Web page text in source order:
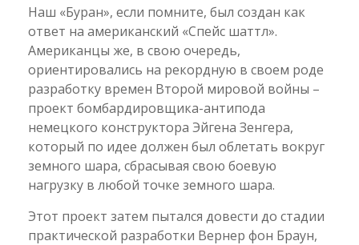
Наш «Буран», если помните, был создан как
ответ на американский «Спейс шаттл».
Американцы же, в свою очередь,
ориентировались на рекордную в своем роде
разработку времен Второй мировой войны –
проект бомбардировщика-антипода
немецкого конструктора Эйгена Зенгера,
который по идее должен был облетать вокруг
земного шара, сбрасывая свою боевую
нагрузку в любой точке земного шара.
Этот проект затем пытался довести до стадии
практической разработки Вернер фон Браун,